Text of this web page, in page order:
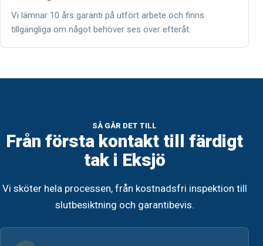
Vi lämnar 10 års garanti på utfört arbete och finns
tillgängliga om något behöver ses över efteråt.
SÅ GÅR DET TILL
Från första kontakt till färdigt
tak i Eksjö
Vi sköter hela processen, från kostnadsfri inspektion till
slutbesiktning och garantibevis.